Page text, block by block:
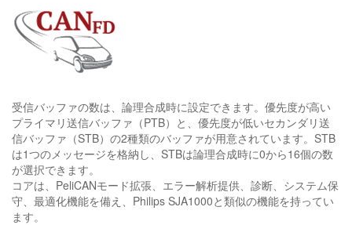
受信バッファの数は、論理合成時に設定できます。優先度が高い
プライマリ送信バッファ（PTB）と、優先度が低いセカンダリ送
信バッファ（STB）の2種類のバッファが用意されています。STB
は1つのメッセージを格納し、STBは論理合成時に0から16個の数
が選択できます。
コアは、PeliCANモード拡張、エラー解析提供、診断、システム保
守、最適化機能を備え、Philips SJA1000と類似の機能を持ってい
ます。